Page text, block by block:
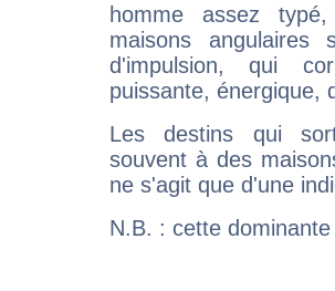
homme assez
maisons
d'impulsion, qui
puissante, énergique,
Les destins qui
souvent à des
ne s'agit que d'une
N.B. : cette